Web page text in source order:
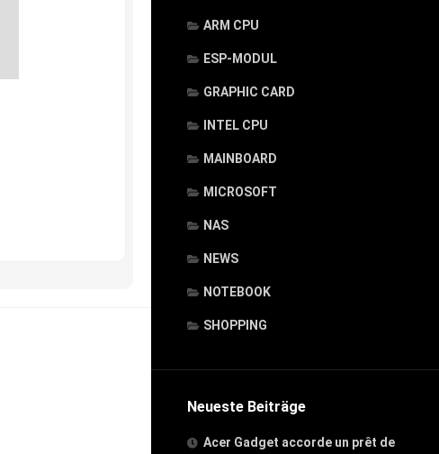
ARM CPU
ESP-MODUL
GRAPHIC CARD
INTEL CPU
MAINBOARD
MICROSOFT
NAS
NEWS
NOTEBOOK
SHOPPING
Neueste Beiträge
Acer Gadget accorde un prêt de